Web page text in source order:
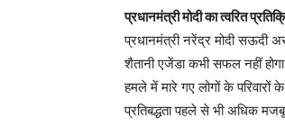
प्रधानमंत्री मोदी का त्वरित
प्रधानमंत्री नरेंद्र मोदी सऊदी
शैतानी एजेंडा कभी सफल नहीं
हमले में मारे गए लोगों के
प्रतिबद्धता पहले से भी अधिक